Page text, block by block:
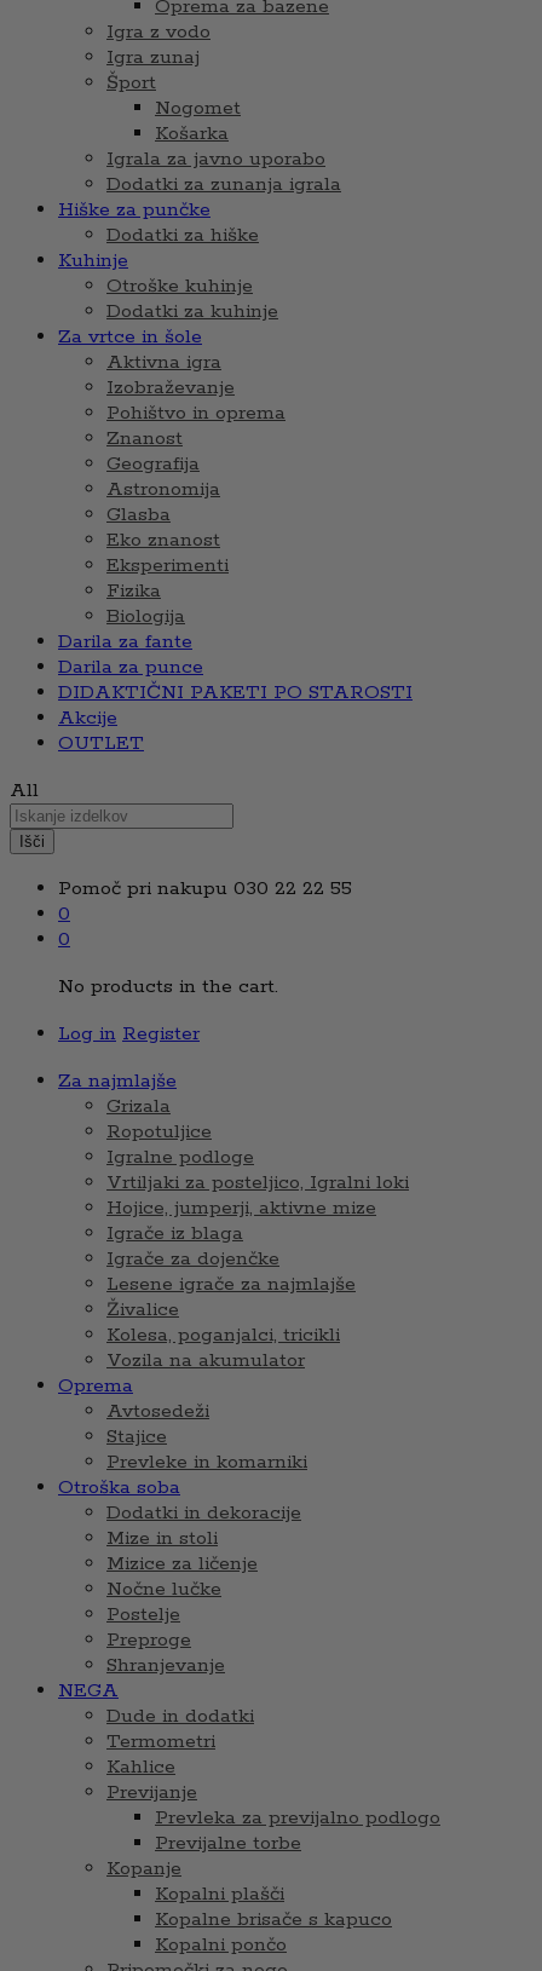
Oprema za bazene
Igra z vodo
Igra zunaj
Šport
Nogomet
Košarka
Igrala za javno uporabo
Dodatki za zunanja igrala
Hiške za punčke
Dodatki za hiške
Kuhinje
Otroške kuhinje
Dodatki za kuhinje
Za vrtce in šole
Aktivna igra
Izobraževanje
Pohištvo in oprema
Znanost
Geografija
Astronomija
Glasba
Eko znanost
Eksperimenti
Fizika
Biologija
Darila za fante
Darila za punce
DIDAKTIČNI PAKETI PO STAROSTI
Akcije
OUTLET
All
Išči
Pomoč pri nakupu 030 22 22 55
0
0
No products in the cart.
Log in Register
Za najmlajše
Grizala
Ropotuljice
Igralne podloge
Vrtiljaki za posteljico, Igralni loki
Hojice, jumperji, aktivne mize
Igrače iz blaga
Igrače za dojenčke
Lesene igrače za najmlajše
Živalice
Kolesa, poganjalci, tricikli
Vozila na akumulator
Oprema
Avtosedeži
Stajice
Prevleke in komarniki
Otroška soba
Dodatki in dekoracije
Mize in stoli
Mizice za ličenje
Nočne lučke
Postelje
Preproge
Shranjevanje
NEGA
Dude in dodatki
Termometri
Kahlice
Previjanje
Prevleka za previjalno podlogo
Previjalne torbe
Kopanje
Kopalni plašči
Kopalne brisače s kapuco
Kopalni pončo